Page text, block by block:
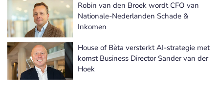
Robin van den Broek wordt CFO van
Nationale-Nederlanden Schade &
Inkomen
House of Bèta versterkt AI-strategie met
komst Business Director Sander van der
Hoek